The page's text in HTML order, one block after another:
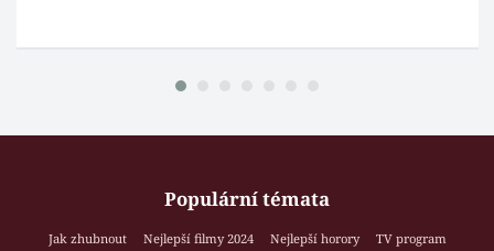
Populární témata
Jak zhubnout Nejlepší filmy 2024 Nejlepší horory
TV program